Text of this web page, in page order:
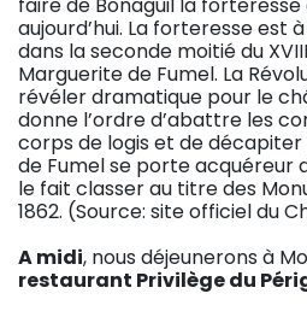
aujourd’hui. La forteresse est
dans la seconde moitié du
Marguerite de Fumel. La
révéler dramatique pour le
donne l’ordre d’abattre les
corps de logis et de décapiter
de Fumel se porte acquéreur
le fait classer au titre des
1862. (Source: site officiel du
A midi, nous déjeunerons à
restaurant Privilège du